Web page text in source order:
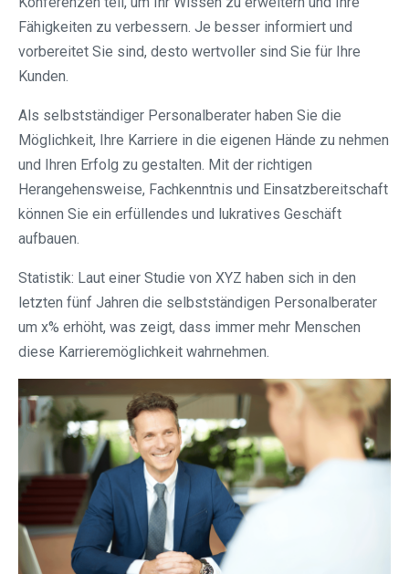
Fähigkeiten zu verbessern. Je besser informiert und
vorbereitet Sie sind, desto wertvoller sind Sie für Ihre
Kunden.
Als selbstständiger Personalberater haben Sie die
Möglichkeit, Ihre Karriere in die eigenen Hände zu nehmen
und Ihren Erfolg zu gestalten. Mit der richtigen
Herangehensweise, Fachkenntnis und Einsatzbereitschaft
können Sie ein erfüllendes und lukratives Geschäft
aufbauen.
Statistik: Laut einer Studie von XYZ haben sich in den
letzten fünf Jahren die selbstständigen Personalberater
um x% erhöht, was zeigt, dass immer mehr Menschen
diese Karrieremöglichkeit wahrnehmen.